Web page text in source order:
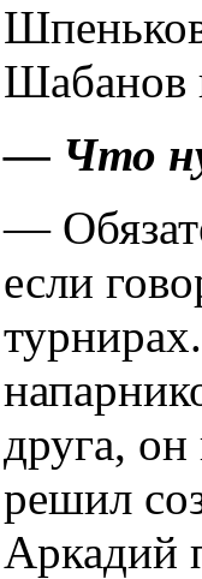
Шабанов
— Что
—
если
друга,
решил
Аркадий